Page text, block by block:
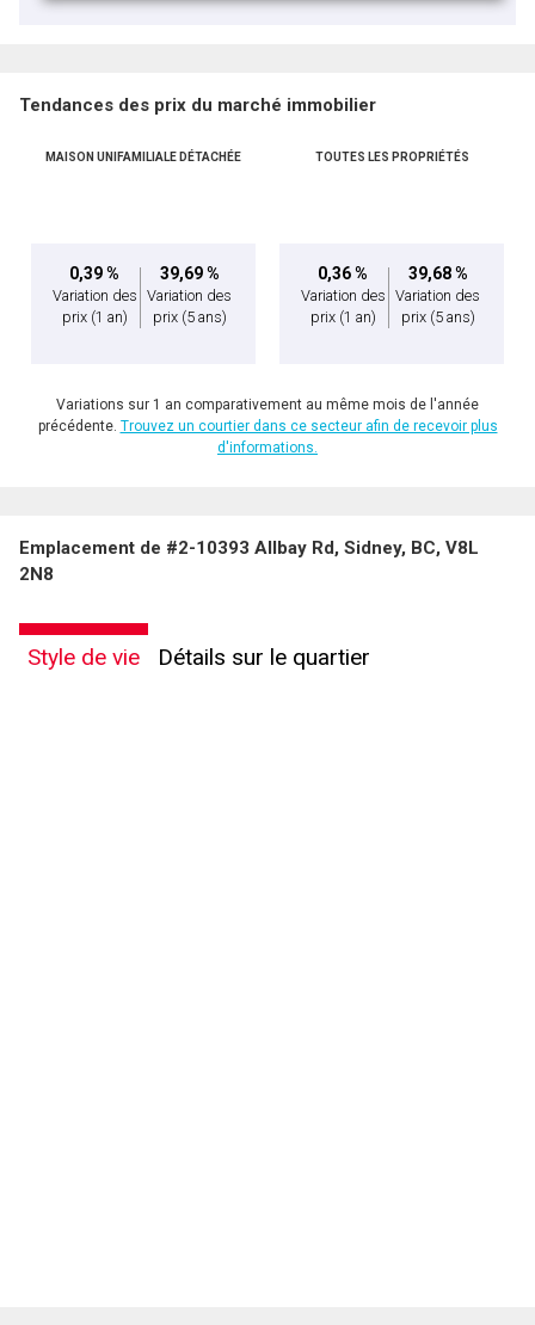
Tendances des prix du marché immobilier
MAISON UNIFAMILIALE DÉTACHÉE
0,39 %
Variation des
prix (1 an)
39,69 %
Variation des
prix (5 ans)
TOUTES LES PROPRIÉTÉS
0,36 %
Variation des
prix (1 an)
39,68 %
Variation des
prix (5 ans)
Variations sur 1 an comparativement au même mois de l'année
précédente. Trouvez un courtier dans ce secteur afin de recevoir plus
d'informations.
Emplacement de #2-10393 Allbay Rd, Sidney, BC, V8L
2N8
Style de vie Détails sur le quartier